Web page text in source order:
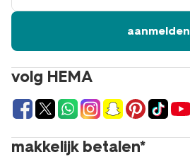
volg HEMA
makkelijk betalen*
aanmelden